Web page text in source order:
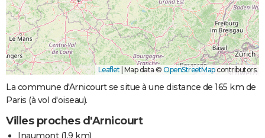
Leaflet Map data © OpenStreetMapcontributors
La commune d'Arnicourt se situe à une distance de 165 km de
Paris (à vol d'oiseau).
Villes proches d'Arnicourt
Inaumont(1.9 km)